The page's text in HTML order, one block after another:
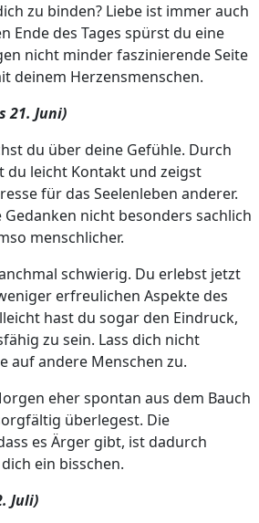
zu binden? Liebe ist immer auch
Ende des Tages spürst du eine
nicht minder faszinierende Seite
deinem Herzensmenschen.
21. Juni)
du über deine Gefühle. Durch
du leicht Kontakt und zeigst
für das Seelenleben anderer.
nicht besonders sachlich
menschlicher.
schwierig. Du erlebst jetzt
erfreulichen Aspekte des
hast du sogar den Eindruck,
zu sein. Lass dich nicht
auf andere Menschen zu.
eher spontan aus dem Bauch
überlegest. Die
es Ärger gibt, ist dadurch
ein bisschen.
Juli)